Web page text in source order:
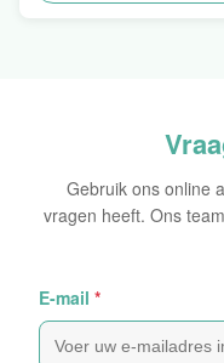
Zelfklevende Bladen
Gebruik ons online
vragen heeft. Ons
E-mail *